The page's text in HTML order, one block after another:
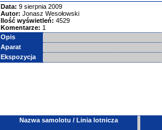
Data: 9 sierpnia 2009
Autor: Jonasz Wesołowski
Ilość wyświetleń: 4529
Komentarze: 1
Opis
Aparat
Ekspozycja
Nazwa samolotu / Linia lotnicza